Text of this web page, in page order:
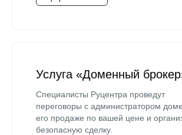
Услуга «Доменный
Специалисты Руцентра проведут
переговоры с администратором
его продаже по вашей цене и
безопасную сделку.